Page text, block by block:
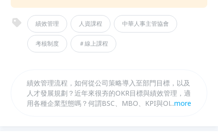
績效管理 人資課程 中華人事主管協會
考核制度 ＃線上課程
績效管理流程，如何從公司策略導入至部門目標，以及
人才發展規劃？近年來很夯的OKR目標與績效管理，適
用各種企業型態嗎？何謂BSC、MBO、KPI與OKR的差
...more